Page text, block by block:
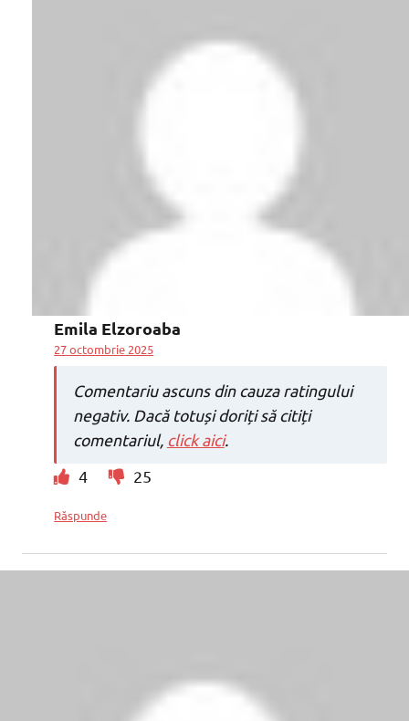
Emila Elzoroaba
27 octombrie 2025
Comentariu ascuns din cauza ratingului
negativ. Dacă totuși doriți să citiți
comentariul, click aici.
4
25
Răspunde